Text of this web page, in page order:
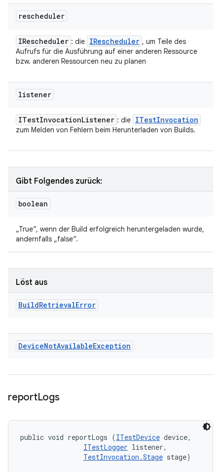
rescheduler
IRescheduler : die IRescheduler , um Teile des
Aufrufs für die Ausführung auf einer anderen Ressource
bzw. anderen Ressourcen neu zu planen
listener
ITestInvocationListener : die ITestInvocation
zum Melden von Fehlern beim Herunterladen von Builds.
Gibt Folgendes zurück:
boolean
„True“, wenn der Build erfolgreich heruntergeladen wurde,
andernfalls „false“.
Löst aus
BuildRetrievalError
DeviceNotAvailableException
reportLogs
public void reportLogs (ITestDevice device,
ITestLogger listener,
TestInvocation.Stage stage)